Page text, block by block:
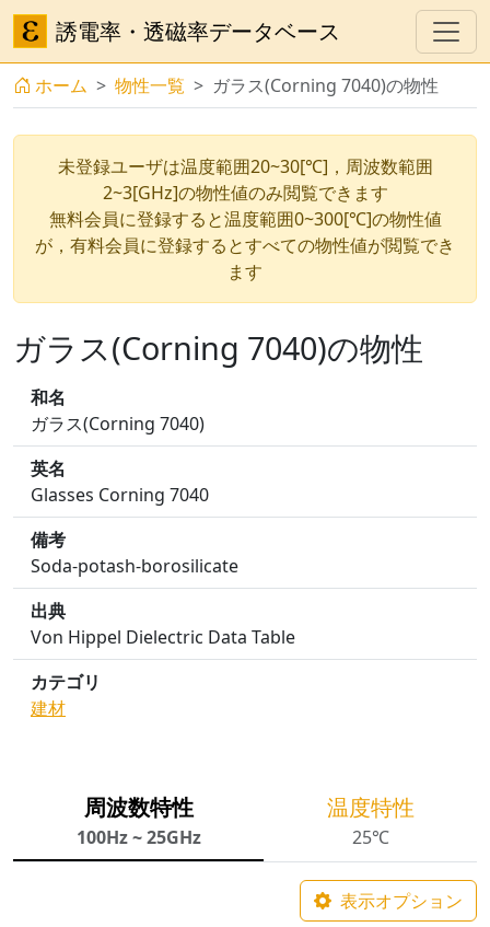
誘電率・透磁率データベース
ホーム 物性一覧 ガラス(Corning 7040)の物性
未登録ユーザは温度範囲20~30[℃]，周波数範囲
2~3[GHz]の物性値のみ閲覧できます
無料会員に登録すると温度範囲0~300[℃]の物性値
が，有料会員に登録するとすべての物性値が閲覧でき
ます
ガラス(Corning 7040)の物性
和名
ガラス(Corning 7040)
英名
Glasses Corning 7040
備考
Soda-potash-borosilicate
出典
Von Hippel Dielectric Data Table
カテゴリ
建材
周波数特性
100Hz ~ 25GHz
温度特性
25℃
表示オプション